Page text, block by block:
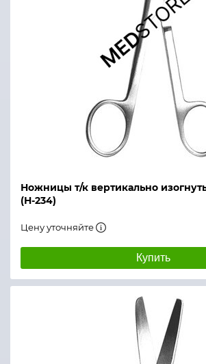
Ножницы т/к вертикально
(Н-234)
Цену уточняйте
Купить